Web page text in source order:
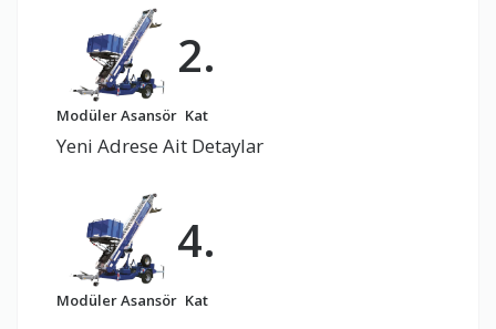
Modüler Asansör
2.
Kat
Yeni Adrese Ait Detaylar
Modüler Asansör
4.
Kat